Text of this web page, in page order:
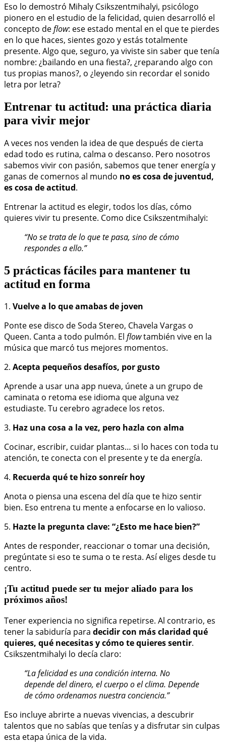
Eso lo demostró Mihaly Csikszentmihalyi, psicólogo
pionero en el estudio de la felicidad, quien desarrolló el
concepto deflow: ese estado mental en el que te pierdes
en lo que haces, sientes gozo y estás totalmente
presente. Algo que, seguro, ya viviste sin saber que tenía
nombre: ¿bailando en una fiesta?, ¿reparando algo con
tus propias manos?, o ¿leyendo sin recordar el sonido
letra por letra?
Entrenar tu actitud: una práctica diaria
para vivir mejor
A veces nos venden la idea de que después de cierta
edad todo es rutina, calma o descanso. Pero nosotros
sabemos vivir con pasión, sabemos que tener energía y
ganas de comernos al mundo no es cosa de juventud,
es cosa de actitud.
Entrenar la actitud es elegir, todos los días, cómo
quieres vivir tu presente. Como dice Csikszentmihalyi:
“No se trata de lo que te pasa, sino de cómo
respondes a ello.”
5 prácticas fáciles para mantener tu
actitud en forma
1. Vuelve a lo que amabas de joven
Ponte ese disco de Soda Stereo, Chavela Vargas o
Queen. Canta a todo pulmón. El flowtambién vive en la
música que marcó tus mejores momentos.
2. Acepta pequeños desafíos, por gusto
Aprende a usar una app nueva, únete a un grupo de
caminata o retoma ese idioma que alguna vez
estudiaste. Tu cerebro agradece los retos.
3. Haz una cosa a la vez, pero hazla con alma
Cocinar, escribir, cuidar plantas… si lo haces con toda tu
atención, te conecta con el presente y te da energía.
4. Recuerda qué te hizo sonreír hoy
Anota o piensa una escena del día que te hizo sentir
bien. Eso entrena tu mente a enfocarse en lo valioso.
5. Hazte la pregunta clave: “¿Esto me hace bien?”
Antes de responder, reaccionar o tomar una decisión,
pregúntate si eso te suma o te resta. Así eliges desde tu
centro.
¡Tu actitud puede ser tu mejor aliado para los
próximos años!
Tener experiencia no significa repetirse. Al contrario, es
tener la sabiduría para decidir con más claridad qué
quieres, qué necesitas y cómo te quieres sentir.
Csikszentmihalyi lo decía claro:
“La felicidad es una condición interna. No
depende del dinero, el cuerpo o el clima. Depende
de cómo ordenamos nuestra conciencia.”
Eso incluye abrirte a nuevas vivencias, a descubrir
talentos que no sabías que tenías y a disfrutar sin culpas
esta etapa única de la vida.